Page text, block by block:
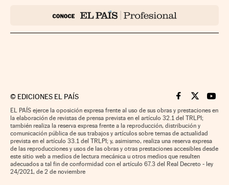
© EDICIONES EL PAÍS Cinco Días en
Cinco Días
Cinco
EL PAÍS ejerce la oposición expresa frente al uso de sus obras y prestaciones en
la elaboración de revistas de prensa prevista en el artículo 32.1 del TRLPI;
también realiza la reserva expresa frente a la reproducción, distribución y
comunicación pública de sus trabajos y artículos sobre temas de actualidad
prevista en el artículo 33.1 del TRLPI; y, asimismo, realiza una reserva expresa
de las reproducciones y usos de las obras y otras prestaciones accesibles desde
este sitio web a medios de lectura mecánica u otros medios que resulten
adecuados a tal fin de conformidad con el artículo 67.3 del Real Decreto - ley
24/2021, de 2 de noviembre